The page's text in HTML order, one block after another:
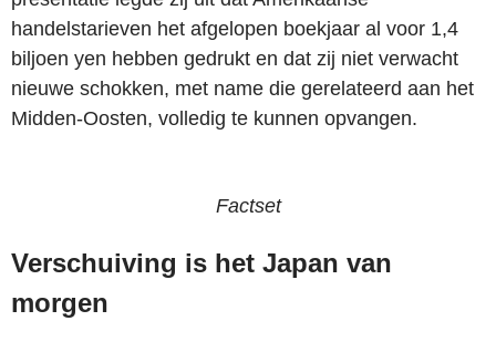
handelstarieven het afgelopen boekjaar al voor 1,4
biljoen yen hebben gedrukt en dat zij niet verwacht
nieuwe schokken, met name die gerelateerd aan het
Midden-Oosten, volledig te kunnen opvangen.
Factset
Verschuiving is het Japan van
morgen